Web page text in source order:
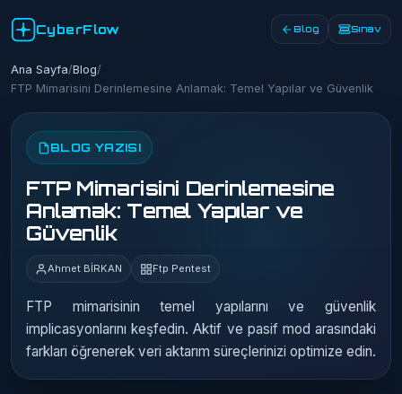
CyberFlow Blog Sınav
Ana Sayfa/Blog/
FTP Mimarisini Derinlemesine Anlamak: Temel Yapılar ve Güvenlik
BLOG YAZISI
FTP Mimarisini Derinlemesine
Anlamak: Temel Yapılar ve
Güvenlik
Ahmet BİRKAN Ftp Pentest
FTP mimarisinin temel yapılarını ve güvenlik
implicasyonlarını keşfedin. Aktif ve pasif mod arasındaki
farkları öğrenerek veri aktarım süreçlerinizi optimize edin.